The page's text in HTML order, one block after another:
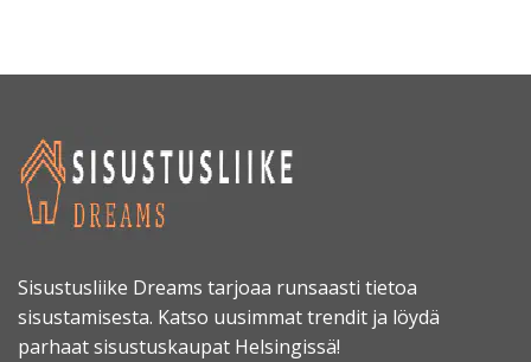
Sisustusliike Dreams tarjoaa runsaasti tietoa
sisustamisesta. Katso uusimmat trendit ja löydä
parhaat sisustuskaupat Helsingissä!